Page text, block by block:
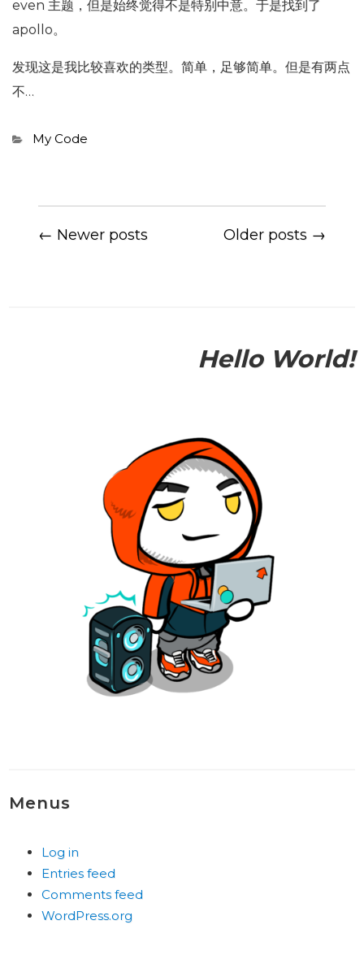
even 主题，但是始终觉得不是特别中意。于是找到了
apollo。
发现这是我比较喜欢的类型。简单，足够简单。但是有两点
不…
Categories
My Code
← Newer posts Older posts →
Hello World!
Menus
Log in
Entries feed
Comments feed
WordPress.org